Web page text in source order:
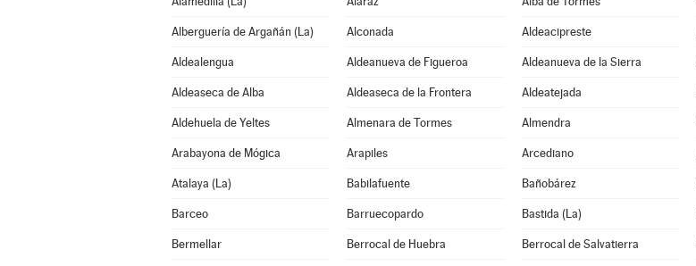
Alberguería de Argañán (La) Alconada Aldeacipreste
Aldealengua Aldeanueva de Figueroa Aldeanueva de la Sierra
Aldeaseca de Alba Aldeaseca de la Frontera Aldeatejada
Aldehuela de Yeltes Almenara de Tormes Almendra
Arabayona de Mógica Arapiles Arcediano
Atalaya (La) Babilafuente Bañobárez
Barceo Barruecopardo Bastida (La)
Bermellar Berrocal de Huebra Berrocal de Salvatierra